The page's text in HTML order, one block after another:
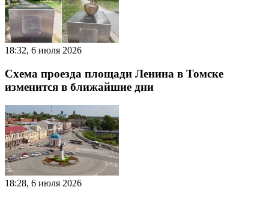
18:32, 6 июля 2026
Схема проезда площади Ленина в Томске
изменится в ближайшие дни
18:28, 6 июля 2026